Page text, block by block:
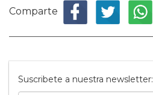
Comparte
Suscribete a nuestra newsletter: